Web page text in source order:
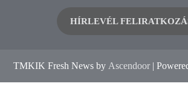
HÍRLEVÉL
TMKIK Fresh News by Ascendoor |